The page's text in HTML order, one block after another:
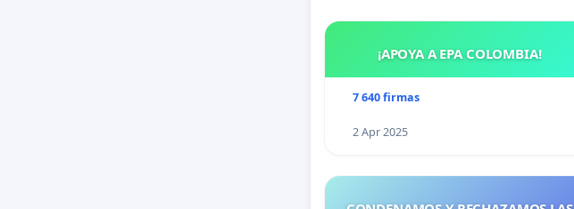
¡APOYA A EPA COLOMBIA!
7 640 firmas
2 Apr 2025